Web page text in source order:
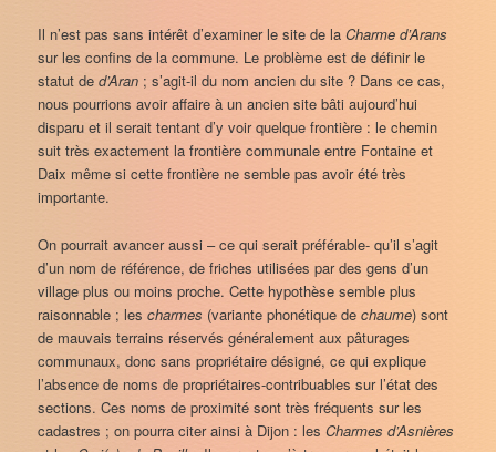
Il n’est pas sans intérêt d’examiner le site de laCharme d’Arans
sur les confins de la commune. Le problème est de définir le
statut ded’Aran ; s’agit-il du nom ancien du site ? Dans ce cas,
nous pourrions avoir affaire à un ancien site bâti aujourd’hui
disparu et il serait tentant d’y voir quelque frontière : le chemin
suit très exactement la frontière communale entre Fontaine et
Daix même si cette frontière ne semble pas avoir été très
importante.
On pourrait avancer aussi – ce qui serait préférable- qu’il s’agit
d’un nom de référence, de friches utilisées par des gens d’un
village plus ou moins proche. Cette hypothèse semble plus
raisonnable ; lescharmes (variante phonétique de chaume) sont
de mauvais terrains réservés généralement aux pâturages
communaux, donc sans propriétaire désigné, ce qui explique
l’absence de noms de propriétaires-contribuables sur l’état des
sections. Ces noms de proximité sont très fréquents sur les
cadastres ; on pourra citer ainsi à Dijon : lesCharmes d’Asnières